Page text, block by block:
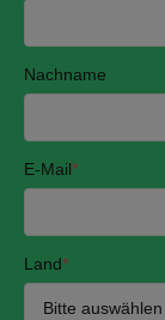
Nachname
E-Mail*
Land*